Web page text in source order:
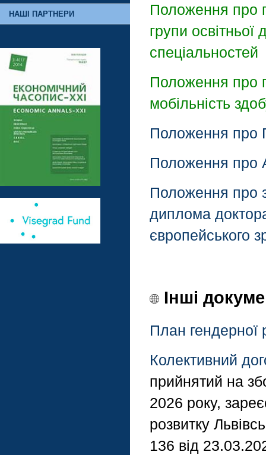
НАШІ ПАРТНЕРИ
Положення про
групи освітньої
спеціальностей
Положення про
мобільність
Положення про
Положення про
Положення про
диплома
європейського
Інші
План гендерної
Колективний
прийнятий на
2026 року,
розвитку
136 від